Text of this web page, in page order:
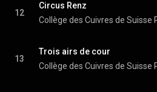
12
Circus Renz
13
Trois airs de cour